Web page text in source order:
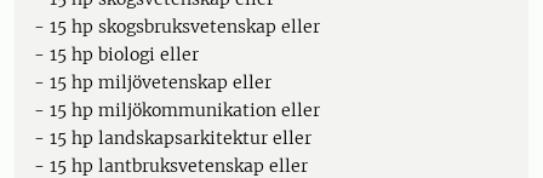
- 15 hp skogsbruksvetenskap eller
- 15 hp biologi eller
- 15 hp miljövetenskap eller
- 15 hp miljökommunikation eller
- 15 hp landskapsarkitektur eller
- 15 hp lantbruksvetenskap eller